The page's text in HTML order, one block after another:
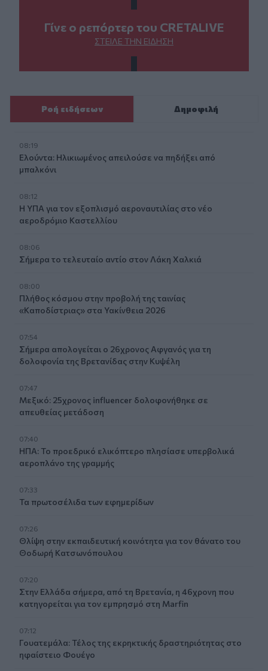
Γίνε ο ρεπόρτερ του CRETALIVE
ΣΤΕΊΛΕ ΤΗΝ ΕΊΔΗΣΗ
Ροή ειδήσεων Δημοφιλή
08:19
Ελούντα: Ηλικιωμένος απειλούσε να πηδήξει από
μπαλκόνι
08:12
Η ΥΠΑ για τον εξοπλισμό αεροναυτιλίας στο νέο
αεροδρόμιο Καστελλίου
08:06
Σήμερα το τελευταίο αντίο στον Λάκη Χαλκιά
08:00
Πλήθος κόσμου στην προβολή της ταινίας
«Καποδίστριας» στα Υακίνθεια 2026
07:54
Σήμερα απολογείται ο 26χρονος Αφγανός για τη
δολοφονία της Βρετανίδας στην Κυψέλη
07:47
Μεξικό: 25χρονος influencer δολοφονήθηκε σε
απευθείας μετάδοση
07:40
ΗΠΑ: Το προεδρικό ελικόπτερο πλησίασε υπερβολικά
αεροπλάνο της γραμμής
07:33
Τα πρωτοσέλιδα των εφημερίδων
07:26
Θλίψη στην εκπαιδευτική κοινότητα για τον θάνατο του
Θοδωρή Κατσωνόπουλου
07:20
Στην Ελλάδα σήμερα, από τη Βρετανία, η 46χρονη που
κατηγορείται για τον εμπρησμό στη Marfin
07:12
Γουατεμάλα: Τέλος της εκρηκτικής δραστηριότητας στο
ηφαίστειο Φουέγο